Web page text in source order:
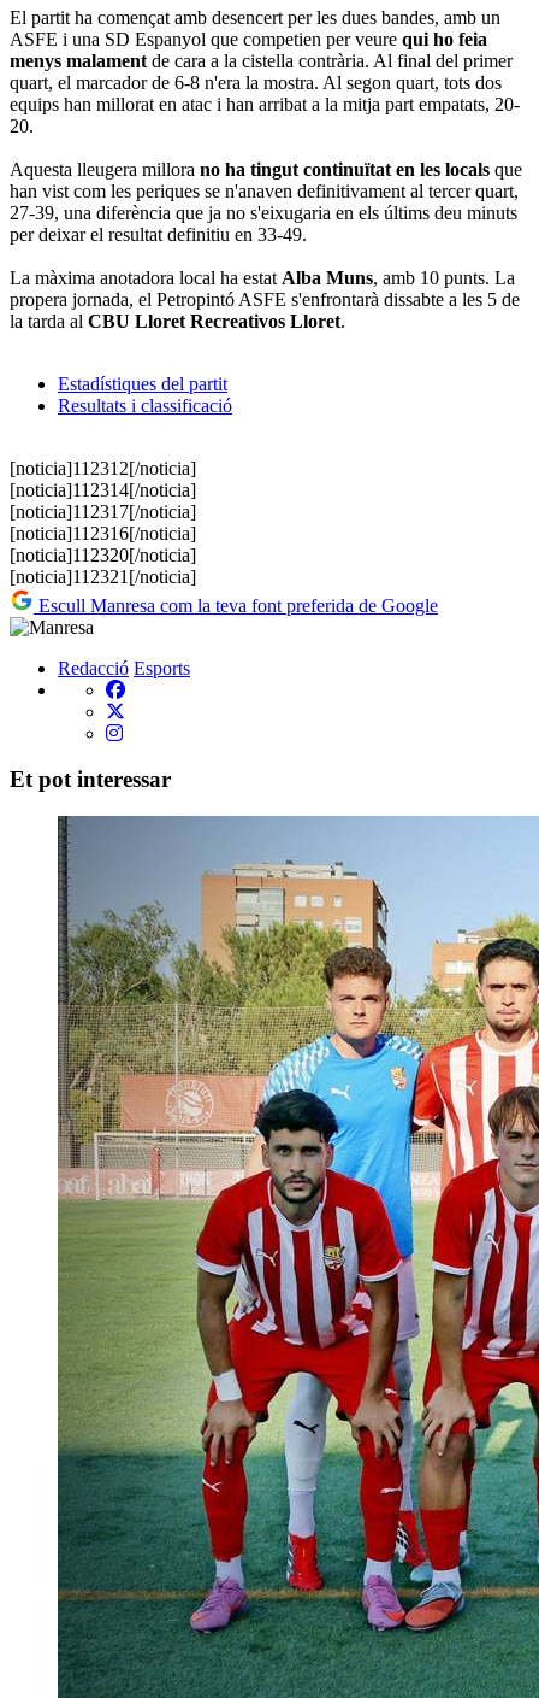
El partit ha començat amb desencert per les dues bandes, amb un
ASFE i una SD Espanyol que competien per veure qui ho feia
menys malament de cara a la cistella contrària. Al final del primer
quart, el marcador de 6-8 n'era la mostra. Al segon quart, tots dos
equips han millorat en atac i han arribat a la mitja part empatats, 20-
20.
Aquesta lleugera millora no ha tingut continuïtat en les locals que
han vist com les periques se n'anaven definitivament al tercer quart,
27-39, una diferència que ja no s'eixugaria en els últims deu minuts
per deixar el resultat definitiu en 33-49.
La màxima anotadora local ha estat Alba Muns, amb 10 punts. La
propera jornada, el Petropintó ASFE s'enfrontarà dissabte a les 5 de
la tarda al CBU Lloret Recreativos Lloret.
Estadístiques del partit
Resultats i classificació
[noticia]112312[/noticia]
[noticia]112314[/noticia]
[noticia]112317[/noticia]
[noticia]112316[/noticia]
[noticia]112320[/noticia]
[noticia]112321[/noticia]
Escull Manresa com la teva font preferida de Google
Redacció Esports
Et pot interessar